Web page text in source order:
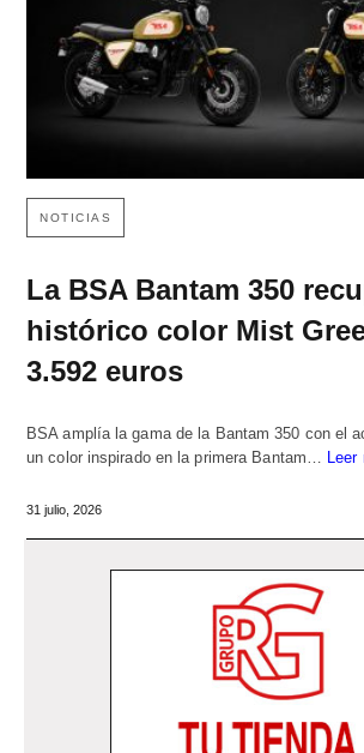
NOTICIAS
La BSA Bantam 350
histórico color Mist
3.592 euros
BSA amplía la gama de la Bantam 350 con el
un color inspirado en la primera Bantam… Leer
31 julio, 2026